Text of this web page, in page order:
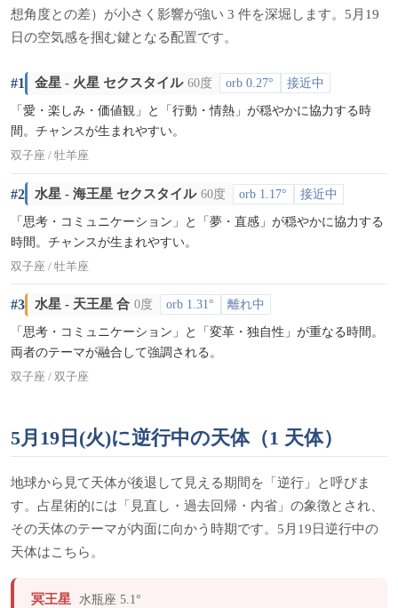
想角度との差）が小さく影響が強い 3 件を深堀します。5月19
日の空気感を掴む鍵となる配置です。
#1 金星 - 火星 セクスタイル 60度 orb 0.27° 接近中
「愛・楽しみ・価値観」と「行動・情熱」が穏やかに協力する時
間。チャンスが生まれやすい。
双子座 / 牡羊座
#2 水星 - 海王星 セクスタイル 60度 orb 1.17° 接近中
「思考・コミュニケーション」と「夢・直感」が穏やかに協力する
時間。チャンスが生まれやすい。
双子座 / 牡羊座
#3 水星 - 天王星 合 0度 orb 1.31° 離れ中
「思考・コミュニケーション」と「変革・独自性」が重なる時間。
両者のテーマが融合して強調される。
双子座 / 双子座
5月19日(火)に逆行中の天体（1 天体）
地球から見て天体が後退して見える期間を「逆行」と呼びま
す。占星術的には「見直し・過去回帰・内省」の象徴とされ、
その天体のテーマが内面に向かう時期です。5月19日逆行中の
天体はこちら。
冥王星 水瓶座 5.1°